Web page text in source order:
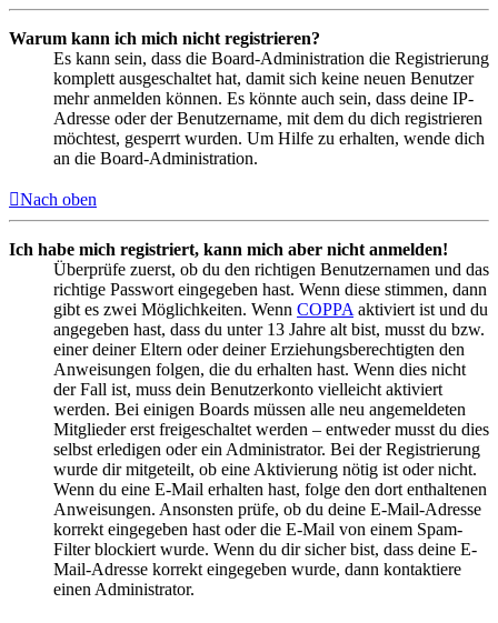
Warum kann ich mich nicht registrieren?
Es kann sein, dass die Board-Administration die Registrierung
komplett ausgeschaltet hat, damit sich keine neuen Benutzer
mehr anmelden können. Es könnte auch sein, dass deine IP-
Adresse oder der Benutzername, mit dem du dich registrieren
möchtest, gesperrt wurden. Um Hilfe zu erhalten, wende dich
an die Board-Administration.
Nach oben
Ich habe mich registriert, kann mich aber nicht anmelden!
Überprüfe zuerst, ob du den richtigen Benutzernamen und das
richtige Passwort eingegeben hast. Wenn diese stimmen, dann
gibt es zwei Möglichkeiten. Wenn COPPA aktiviert ist und du
angegeben hast, dass du unter 13 Jahre alt bist, musst du bzw.
einer deiner Eltern oder deiner Erziehungsberechtigten den
Anweisungen folgen, die du erhalten hast. Wenn dies nicht
der Fall ist, muss dein Benutzerkonto vielleicht aktiviert
werden. Bei einigen Boards müssen alle neu angemeldeten
Mitglieder erst freigeschaltet werden – entweder musst du dies
selbst erledigen oder ein Administrator. Bei der Registrierung
wurde dir mitgeteilt, ob eine Aktivierung nötig ist oder nicht.
Wenn du eine E-Mail erhalten hast, folge den dort enthaltenen
Anweisungen. Ansonsten prüfe, ob du deine E-Mail-Adresse
korrekt eingegeben hast oder die E-Mail von einem Spam-
Filter blockiert wurde. Wenn du dir sicher bist, dass deine E-
Mail-Adresse korrekt eingegeben wurde, dann kontaktiere
einen Administrator.